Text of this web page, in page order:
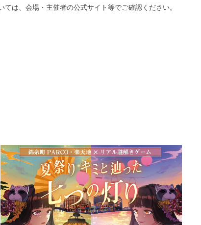
は、会場・主催者の公式サイト等でご確認ください。